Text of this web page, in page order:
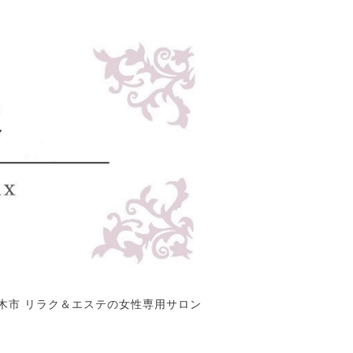
市 リラク＆エステの女性専用サロン